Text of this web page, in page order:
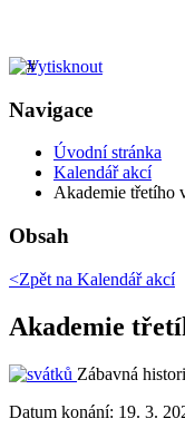
Navigace
Úvodní stránka
Kalendář akcí
Akademie třetího
Obsah
<Zpět na Kalendář akcí
Akademie
Zábavná
Datum konání: 19. 3.